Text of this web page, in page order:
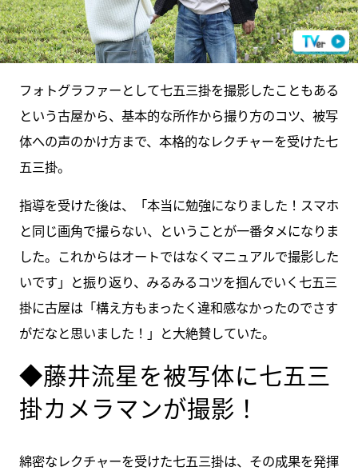
フォトグラファーとして七五三掛を撮影したこともある
という古屋から、基本的な所作から撮り方のコツ、被写
体への声のかけ方まで、本格的なレクチャーを受けた七
五三掛。
指導を受けた後は、「本当に勉強になりました！スマホ
と同じ画角で撮らない、ということが一番タメになりま
した。これからはオートではなくマニュアルで撮影した
いです」と振り返り、みるみるコツを掴んでいく七五三
掛に古屋は「構え方もまったく違和感なかったのでさす
がだなと思いました！」と大絶賛していた。
◆藤井流星を被写体に七五三
掛カメラマンが撮影！
綿密なレクチャーを受けた七五三掛は、その成果を発揮